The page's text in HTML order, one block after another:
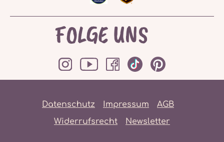
FOLGE UNS
Datenschutz Impressum
AGB
Widerrufsrecht
Newsletter